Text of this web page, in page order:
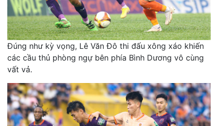
Đúng như kỳ vọng, Lê Văn Đô thi đấu xông xáo khiến
các cầu thủ phòng ngự bên phía Bình Dương vô cùng
vất vả.